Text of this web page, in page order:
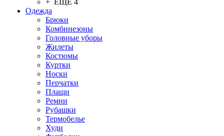
+ ЕЩЕ 4
Одежда
Брюки
Комбинезоны
Головные уборы
Жилеты
Костюмы
Куртки
Носки
Перчатки
Плащи
Ремни
Рубашки
Термобелье
Худи